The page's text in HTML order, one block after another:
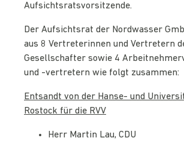
Aufsichtsratsvorsitzende.
Der Aufsichtsrat der Nordwasser
aus 8 Vertreterinnen und Vertretern
Gesellschafter sowie 4
und -vertretern wie folgt zusammen:
Entsandt von der Hanse- und
Rostock für die RVV
Herr Martin Lau, CDU